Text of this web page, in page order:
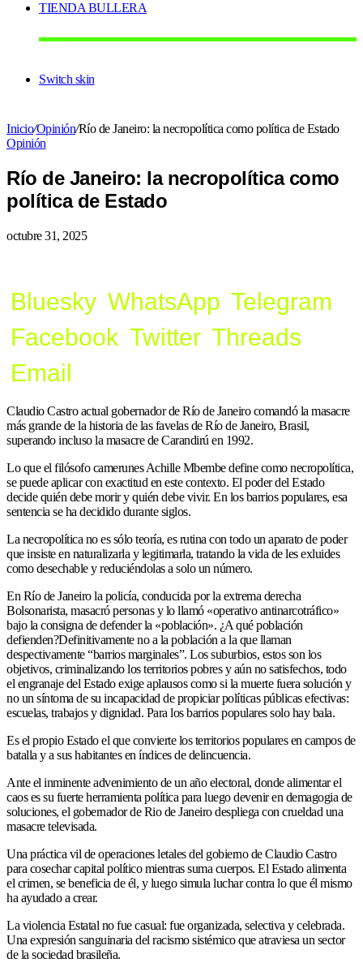
TIENDA BULLERA
Switch skin
Inicio/Opinión/Río de Janeiro: la necropolítica como política de Estado
Opinión
Río de Janeiro: la necropolítica como
política de Estado
octubre 31, 2025
Bluesky WhatsApp Telegram
Facebook Twitter Threads
Email
Claudio Castro actual gobernador de Río de Janeiro comandó la masacre
más grande de la historia de las favelas de Río de Janeiro, Brasil,
superando incluso la masacre de Carandirú en 1992.
Lo que el filósofo camerunes Achille Mbembe define como necropolítica,
se puede aplicar con exactitud en este contexto. El poder del Estado
decide quién debe morir y quién debe vivir. En los barrios populares, esa
sentencia se ha decidido durante siglos.
La necropolítica no es sólo teoría, es rutina con todo un aparato de poder
que insiste en naturalizarla y legitimarla, tratando la vida de les exluides
como desechable y reduciéndolas a solo un número.
En Río de Janeiro la policía, conducida por la extrema derecha
Bolsonarista, masacró personas y lo llamó «operativo antinarcotráfico»
bajo la consigna de defender la «población». ¿A qué población
defienden?Definitivamente no a la población a la que llaman
despectivamente “barrios marginales”. Los suburbios, estos son los
objetivos, criminalizando los territorios pobres y aún no satisfechos, todo
el engranaje del Estado exige aplausos como si la muerte fuera solución y
no un síntoma de su incapacidad de propiciar políticas públicas efectivas:
escuelas, trabajos y dignidad. Para los barrios populares solo hay bala.
Es el propio Estado el que convierte los territorios populares en campos de
batalla y a sus habitantes en índices de delincuencia.
Ante el inminente advenimiento de un año electoral, donde alimentar el
caos es su fuerte herramienta política para luego devenir en demagogia de
soluciones, el gobernador de Rio de Janeiro despliega con crueldad una
masacre televisada.
Una práctica vil de operaciones letales del gobierno de Claudio Castro
para cosechar capital político mientras suma cuerpos. El Estado alimenta
el crimen, se beneficia de él, y luego simula luchar contra lo que él mismo
ha ayudado a crear.
La violencia Estatal no fue casual: fue organizada, selectiva y celebrada.
Una expresión sanguinaria del racismo sistémico que atraviesa un sector
de la sociedad brasileña.